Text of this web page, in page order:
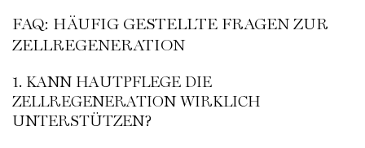
FAQ: HÄUFIG GESTELLTE FRAGEN ZUR
ZELLREGENERATION
1. KANN HAUTPFLEGE DIE
ZELLREGENERATION WIRKLICH
UNTERSTÜTZEN?